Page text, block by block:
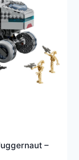
–